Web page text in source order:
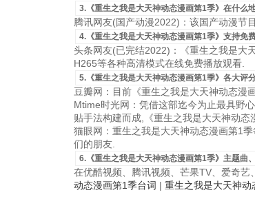
3.《重生之我是大天神动态漫画第1季》在什么
腾讯网友(国产动漫2022)：该国产动漫节
4.《重生之我是大天神动态漫画第1季》支持免
头条网友(已完结2022)：《重生之我是大
H265等各种高清模式在线免费播放观看.
5.《重生之我是大天神动态漫画第1季》各大评
豆瓣网：目前《重生之我是大天神动态漫
Mtime时光网：凭借这部迄今为止最具野
贴手法构建而成,《重生之我是大天神动
猫眼网：重生之我是大天神动态漫画第1
们的朋友.
6.《重生之我是大天神动态漫画第1季》主题曲
在优酷视频、腾讯视频、芒果TV、爱奇艺
动态漫画第1季台词 | 重生之我是大天神动